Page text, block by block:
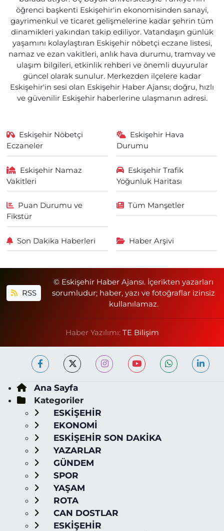
öğrenci başkenti Eskişehir'in ekonomisinden sanayi,
gayrimenkul ve ticaret gelişmelerine kadar şehrin tüm
dinamikleri yakından takip ediliyor. Vatandaşın günlük
yaşamını kolaylaştıran Eskişehir nöbetçi eczane listesi,
namaz ve ezan vakitleri, anlık hava durumu, tramvay ve
ulaşım bilgileri, etkinlik rehberi ve önemli duyurular
güncel olarak sunulur. Merkezden ilçelere kadar
Eskişehir'in sesi olan Eskişehir Haber Ajansı; doğru, hızlı
ve güvenilir Eskişehir haberlerine ulaşmanın adresi.
Eskişehir Nöbetçi
Eczaneler
Eskişehir Hava
Durumu
Eskişehir Namaz
Vakitleri
Eskişehir Trafik
Yoğunluk Haritası
Puan Durumu ve
Fikstür
Tüm Manşetler
Son Dakika Haberleri Haber Arşivi
RSS
© Eskişehir Haber Ajansı. İçerikten yazarları
sorumludur; haber, yazı ve fotoğraflar izinsiz
kullanılamaz.
Haber Yazılımı: TE Bilişim
Ana Sayfa
Kategoriler
ESKİŞEHİR
EKONOMİ
ESKİŞEHİR SON DAKİKA
YAZARLAR
GÜNDEM
SPOR
YAŞAM
ROTA
CAN DOSTLAR
ESKİŞEHİR